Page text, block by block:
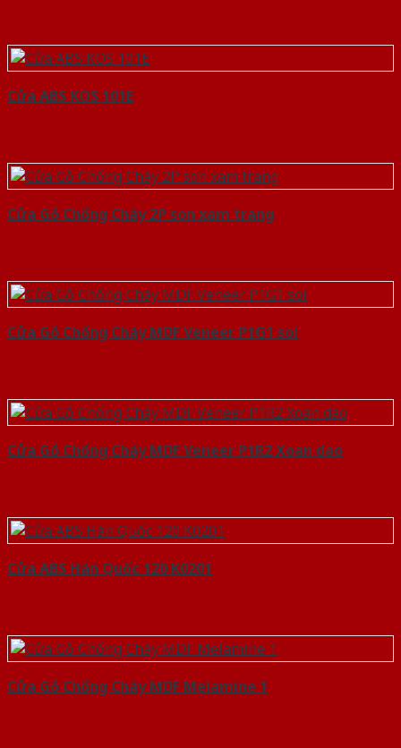
Cửa ABS KOS 101E
Cửa Gỗ Chống Cháy 2P son xam trang
Cửa Gỗ Chống Cháy MDF Veneer P1G1 soi
Cửa Gỗ Chống Cháy MDF Veneer P1R2 Xoan dao
Cửa ABS Hàn Quốc 120 K0201
Cửa Gỗ Chống Cháy MDF Melamine 1